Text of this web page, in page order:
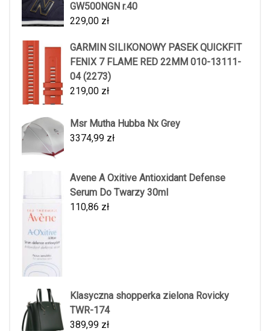
GW500NGN r.40
229,00 zł
GARMIN SILIKONOWY PASEK QUICKFIT
FENIX 7 FLAME RED 22MM 010-13111-
04 (2273)
219,00 zł
Msr Mutha Hubba Nx Grey
3374,99 zł
Avene A Oxitive Antioxidant Defense
Serum Do Twarzy 30ml
110,86 zł
Klasyczna shopperka zielona Rovicky
TWR-174
389,99 zł